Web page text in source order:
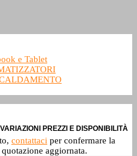
e Tablet
PREZZI E DISPONIBILITÀ
contattaci per confermare la
aggiornata.